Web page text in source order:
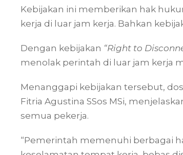
Kebijakan ini memberikan hak
kerja di luar jam kerja. Bahkan
Dengan kebijakan “Right to
menolak perintah di luar jam kerja
Menanggapi kebijakan tersebut,
Fitria Agustina SSos MSi,
semua pekerja.
“Pemerintah memenuhi berbagai